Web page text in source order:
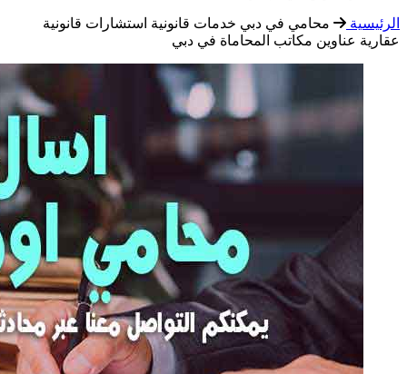
الرئيسية
محامي في دبي خدمات قانونية استشارات قانونية
عقارية عناوين مكاتب المحاماة في دبي